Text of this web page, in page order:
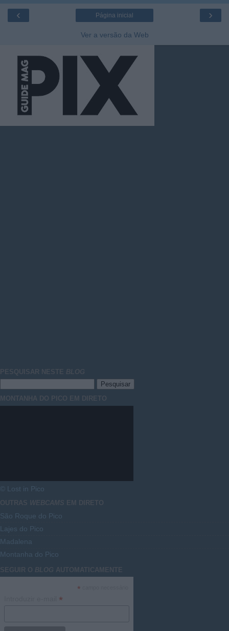
‹ ›
Página inicial
Ver a versão da Web
PESQUISAR NESTE BLOG
MONTANHA DO PICO EM DIRETO
© Lost in Pico
OUTRAS WEBCAMS EM DIRETO
São Roque do Pico
Lajes do Pico
Madalena
Montanha do Pico
SEGUIR O BLOG AUTOMATICAMENTE
*
*